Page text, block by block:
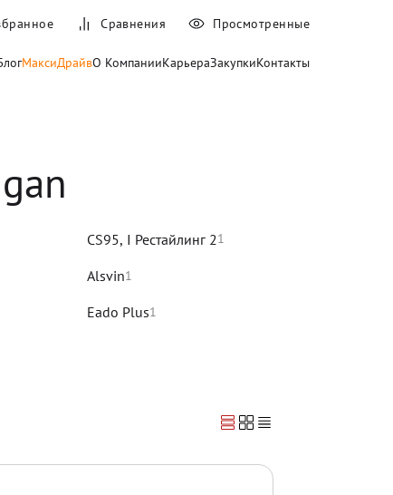
МаксиДрайвО КомпанииКарьераЗакупкиКонтакты
Сравнения Просмотренные
CS95, I Рестайлинг 21
Alsvin1
Eado Plus1